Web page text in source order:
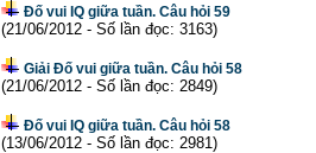
Đố vui IQ giữa tuần. Câu hỏi 59
(21/06/2012 - Số lần đọc: 3163)
Giải Đố vui giữa tuần. Câu hỏi 58
(21/06/2012 - Số lần đọc: 2849)
Đố vui IQ giữa tuần. Câu hỏi 58
(13/06/2012 - Số lần đọc: 2981)